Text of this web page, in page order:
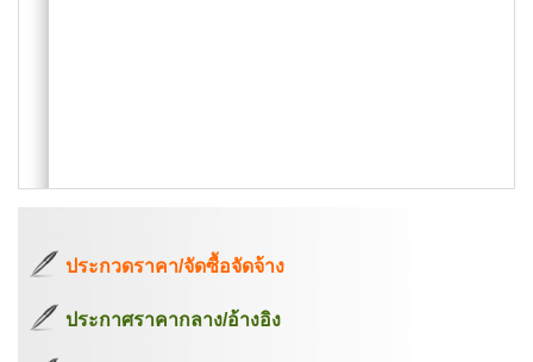
ประกวดราคา/จัดซื้อจัดจ้าง
ประกาศราคากลาง/อ้างอิง